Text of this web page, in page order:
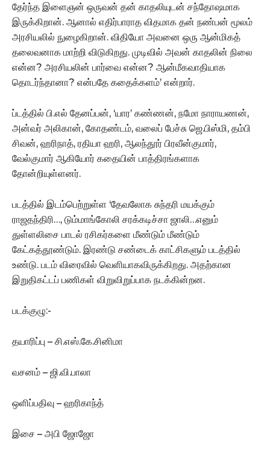
தேர்ந்த இளைஞன் ஒருவன் தன் காதலியுடன் சந்தோஷமாக
இருக்கிறான். ஆனால் எதிர்பாராத விதமாக தன் நண்பன் மூலம்
அரசியலில் நுழைகிறான். விதியோ அவனை ஒரு ஆன்மிகத்
தலைவனாக மாற்றி விடுகிறது. முடிவில் அவன் காதலின் நிலை
என்ன? அரசியலின் பார்வை என்ன? ஆன்மீகவாதியாக
தொடர்ந்தானா? என்பதே கதைக்களம்’ என்றார்.
ப்டத்தில் பி.எல் தேனப்பன், ‘யார’ கண்ணன், நமோ நாராயணன்,
அன்வர் அலிகான், கோதண்டம், வலைப் பேச்சு ஜெ.பிஸ்மி, தம்பி
சிவன், ஹரிநாத், ரதியா ஹரி, ஆலந்தூர் பிரவீன்குமார்,
வேல்குமார் ஆகியோர் கதையின் பாத்திரங்களாக
தோன்றியுள்ளனர்.
படத்தில் இடம்பெற்றுள்ள ‘தேவலோக சுந்தரி மயக்கும்
ராஜதந்திரி…, டும்மாங்கோலி சரக்கடிச்சா ஜாலி…எனும்
துள்ளலிசை பாடல் ரசிகர்களை மீண்டும் மீண்டும்
கேட்கத்தூண்டும். இரண்டு சண்டைக் காட்சிகளும் படத்தில்
உண்டு. படம் விரைவில் வெளியாகவிருக்கிறது. அதற்கான
இறுதிகட்டப் பணிகள் விறுவிறுப்பாக நடக்கின்றன.
படக்குழு:-
தயாரிப்பு – சி.எஸ்.கே.சினிமா
வசனம் – ஜி.வி.பாலா
ஒளிப்பதிவு – ஹரிகாந்த்
இசை – அபி ஜோஜோ